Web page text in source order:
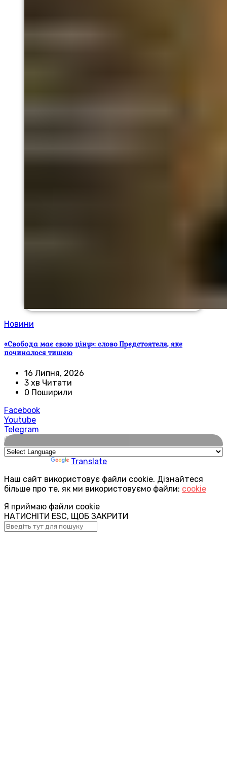
Новини
«Свобода має свою ціну»: слово Предстоятеля, яке
починалося тишею
16 Липня, 2026
3 хв Читати
0 Поширили
Facebook
Youtube
Telegram
🌍
Translate
Наш сайт використовує файли cookie. Дізнайтеся
більше про те, як ми використовуємо файли: cookie
Я приймаю файли cookie
НАТИСНІТИ ESC, ЩОБ ЗАКРИТИ